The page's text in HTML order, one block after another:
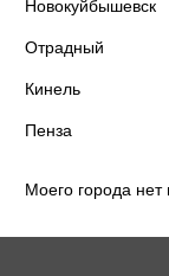
Новокуйбышевск
Отрадный
Кинель
Пенза
Моего города нет